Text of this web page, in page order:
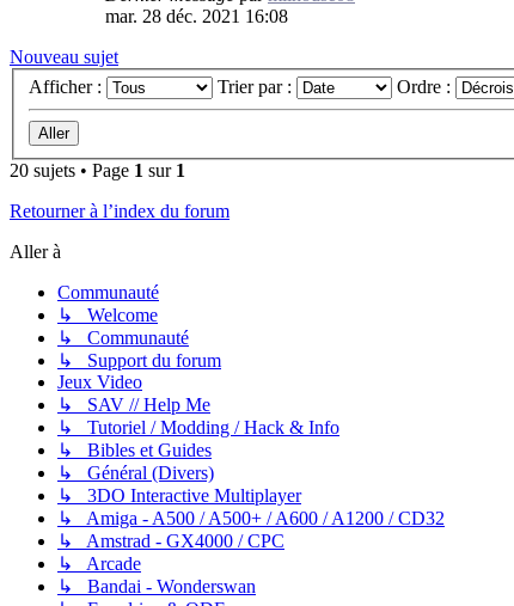
mar. 28 déc. 2021 16:08
Nouveau sujet
Afficher :
Trier par : Ordre :
20 sujets • Page 1 sur 1
Retourner à l’index du forum
Aller à
Communauté
↳ Welcome
↳ Communauté
↳ Support du forum
Jeux Video
↳ SAV // Help Me
↳ Tutoriel / Modding / Hack & Info
↳ Bibles et Guides
↳ Général (Divers)
↳ 3DO Interactive Multiplayer
↳ Amiga - A500 / A500+ / A600 / A1200 / CD32
↳ Amstrad - GX4000 / CPC
↳ Arcade
↳ Bandai - Wonderswan